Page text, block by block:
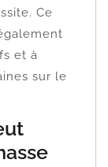
Ce
et à
sur le